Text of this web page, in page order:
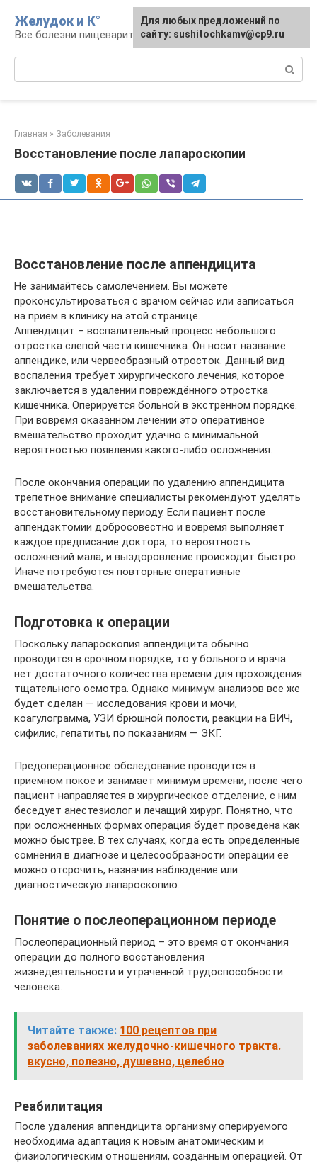
контенту
Желудок и К°
Все болезни пищеварительной системы
Главная » Заболевания
Восстановление после лапароскопии
Восстановление после аппендицита
Не занимайтесь самолечением. Вы можете
проконсультироваться с врачом сейчас или записаться
на приём в клинику на этой странице.
Аппендицит – воспалительный процесс небольшого
отростка слепой части кишечника. Он носит название
аппендикс, или червеобразный отросток. Данный вид
воспаления требует хирургического лечения, которое
заключается в удалении повреждённого отростка
кишечника. Оперируется больной в экстренном порядке.
При вовремя оказанном лечении это оперативное
вмешательство проходит удачно с минимальной
вероятностью появления какого-либо осложнения.
После окончания операции по удалению аппендицита
трепетное внимание специалисты рекомендуют уделять
восстановительному периоду. Если пациент после
аппендэктомии добросовестно и вовремя выполняет
каждое предписание доктора, то вероятность
осложнений мала, и выздоровление происходит быстро.
Иначе потребуются повторные оперативные
вмешательства.
Подготовка к операции
Поскольку лапароскопия аппендицита обычно
проводится в срочном порядке, то у больного и врача
нет достаточного количества времени для прохождения
тщательного осмотра. Однако минимум анализов все же
будет сделан — исследования крови и мочи,
коагулограмма, УЗИ брюшной полости, реакции на ВИЧ,
сифилис, гепатиты, по показаниям — ЭКГ.
Предоперационное обследование проводится в
приемном покое и занимает минимум времени, после чего
пациент направляется в хирургическое отделение, с ним
беседует анестезиолог и лечащий хирург. Понятно, что
при осложненных формах операция будет проведена как
можно быстрее. В тех случаях, когда есть определенные
сомнения в диагнозе и целесообразности операции ее
можно отсрочить, назначив наблюдение или
диагностическую лапароскопию.
Понятие о послеоперационном периоде
Послеоперационный период – это время от окончания
операции до полного восстановления
жизнедеятельности и утраченной трудоспособности
человека.
Читайте также: 100 рецептов при
заболеваниях желудочно-кишечного тракта.
вкусно, полезно, душевно, целебно
Реабилитация
После удаления аппендицита организму оперируемого
необходима адаптация к новым анатомическим и
физиологическим отношениям, созданным операцией. От
Для любых предложений по
сайту: podgeludka@cp9.ru
Для любых предложений по
сайту: sushitochkamv@cp9.ru